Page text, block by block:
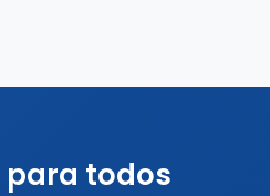
para todos